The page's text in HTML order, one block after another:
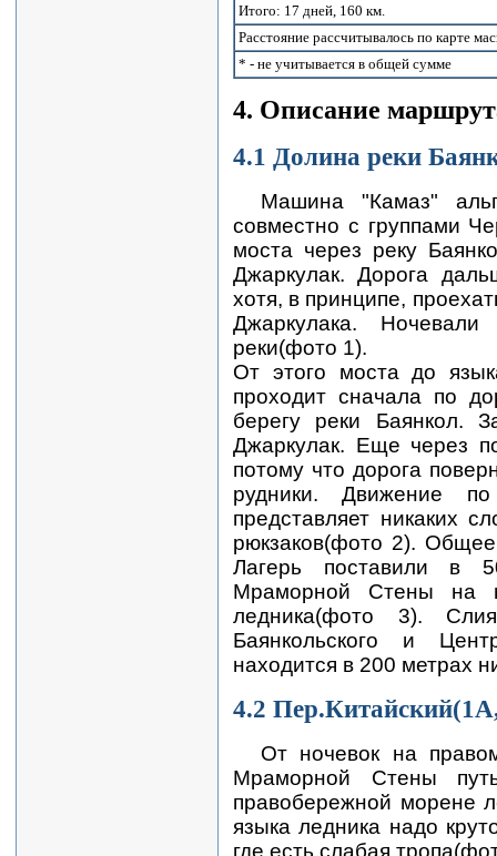
Итого: 17 дней, 160 км.
Расстояние рассчитывалось по карте
* - не учитывается в общей сумме
4. Описание
4.1 Долина реки
Машина "Камаз"
совместно с группами
моста через реку
Джаркулак. Дорога
хотя, в принципе,
Джаркулака.
реки(фото 1).
От этого моста до
проходит сначала по
берегу реки
Джаркулак. Еще через
потому что дорога
рудники. Движение
представляет никаких
рюкзаков(фото 2).
Лагерь поставили в
Мраморной Стены на
ледника(фото 3).
Баянкольского и
находится в 200 метрах
4.2
От ночевок на
Мраморной Стены
правобережной морене
языка ледника надо
где есть слабая